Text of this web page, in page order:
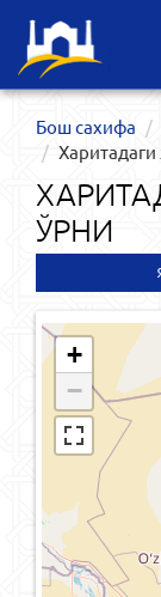
Бош сахифа
ЎРНИ
+
−